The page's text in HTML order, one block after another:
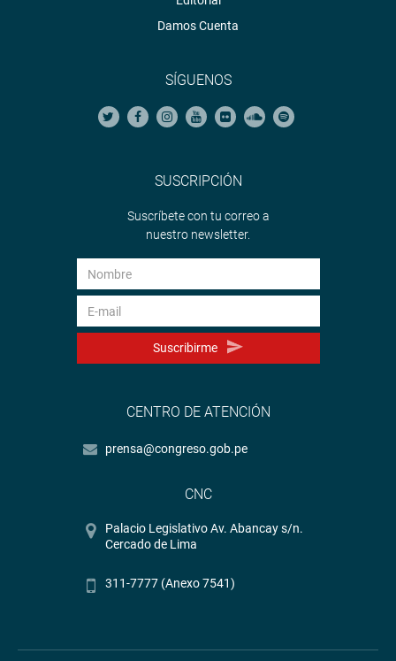
Damos Cuenta
SÍGUENOS
SUSCRIPCIÓN
Suscríbete con tu correo a
nuestro newsletter.
Suscribirme
CENTRO DE ATENCIÓN
prensa@congreso.gob.pe
CNC
Palacio Legislativo Av. Abancay s/n.
Cercado de Lima
311-7777 (Anexo 7541)